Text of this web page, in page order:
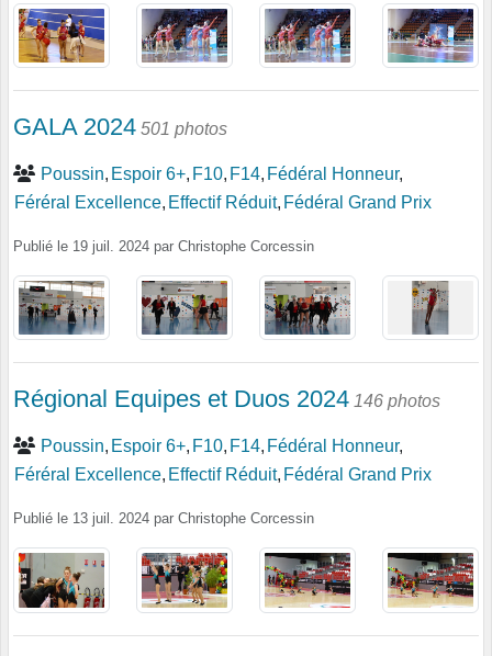
GALA 2024 501 photos
Poussin Espoir 6+ F10 F14 Fédéral Honneur
Féréral Excellence Effectif Réduit Fédéral Grand Prix
Publié le 19 juil. 2024 par Christophe Corcessin
Régional Equipes et Duos 2024 146 photos
Poussin Espoir 6+ F10 F14 Fédéral Honneur
Féréral Excellence Effectif Réduit Fédéral Grand Prix
Publié le 13 juil. 2024 par Christophe Corcessin